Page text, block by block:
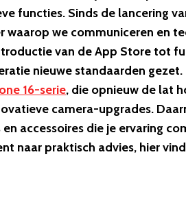
functies. Sinds de lancering
we communiceren en
van de App Store tot
nieuwe standaarden
16-serie, die opnieuw de lat
camera-upgrades.
accessoires die je ervaring
naar praktisch advies, hier